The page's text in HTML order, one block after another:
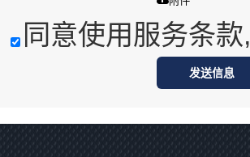
同意使用服务条款,
发送信息